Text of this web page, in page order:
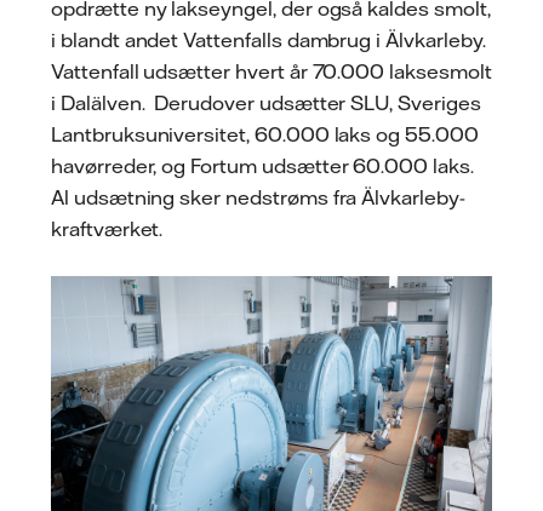
opdrætte ny lakseyngel, der også kaldes smolt,
i blandt andet Vattenfalls dambrug i Älvkarleby.
Vattenfall udsætter hvert år 70.000 laksesmolt
i Dalälven. Derudover udsætter SLU, Sveriges
Lantbruksuniversitet, 60.000 laks og 55.000
havørreder, og Fortum udsætter 60.000 laks.
Al udsætning sker nedstrøms fra Älvkarleby-
kraftværket.